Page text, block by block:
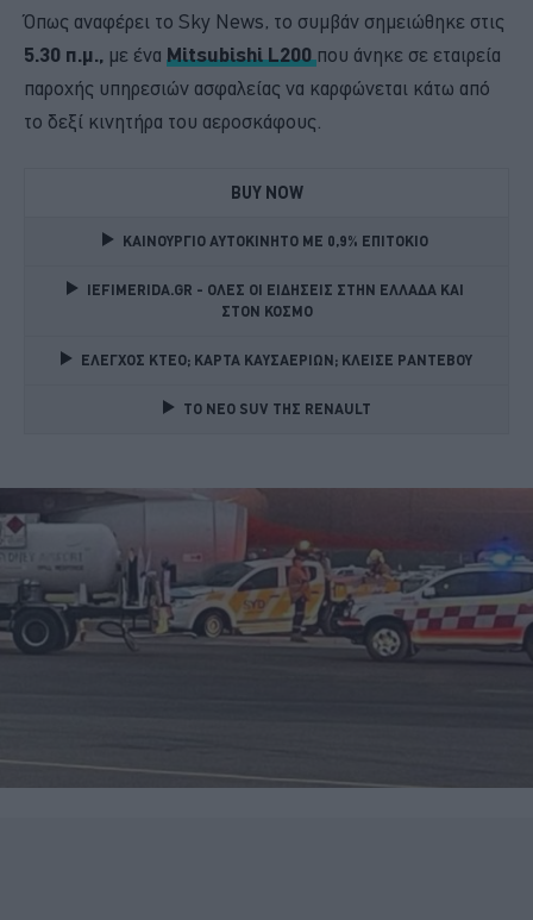
Όπως αναφέρει το Sky News, το συμβάν σημειώθηκε στις
5.30 π.μ., με ένα Mitsubishi L200που άνηκε σε εταιρεία
παροχής υπηρεσιών ασφαλείας να καρφώνεται κάτω από
το δεξί κινητήρα του αεροσκάφους.
BUY NOW
ΚΑΙΝΟΥΡΓΙΟ ΑΥΤΟΚΙΝΗΤΟ ΜΕ 0,9% ΕΠΙΤΟΚΙΟ
IEFIMERIDA.GR - ΟΛΕΣ ΟΙ ΕΙΔΗΣΕΙΣ ΣΤΗΝ ΕΛΛΑΔΑ ΚΑΙ
ΣΤΟΝ ΚΟΣΜΟ
ΕΛΕΓΧΟΣ ΚΤΕΟ; ΚΑΡΤΑ ΚΑΥΣΑΕΡΙΩΝ; ΚΛΕΙΣΕ ΡΑΝΤΕΒΟΥ
TO NEO SUV ΤΗΣ RENAULT